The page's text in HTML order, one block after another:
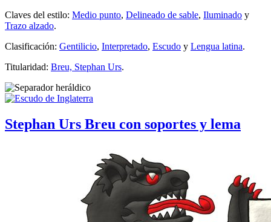
Claves del estilo: Medio punto, Delineado de sable, Iluminado y
Trazo alzado.
Clasificación: Gentilicio, Interpretado, Escudo y Lengua latina.
Titularidad: Breu, Stephan Urs.
Stephan Urs Breu con soportes y lema